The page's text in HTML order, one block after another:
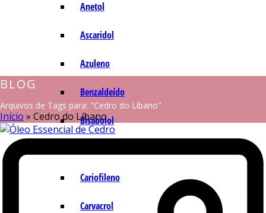
Anetol
Ascaridol
Azuleno
Benzaldeído
Bisabolol
Cariofileno
Carvacrol
BLOG
Arquivos de Tags para: "Cedro do Líbano"
Início » Cedro do Líbano